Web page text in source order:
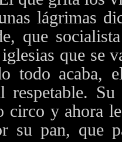
lágrimas
que
que se
todo acaba,
respetable.
circo y ahora
su pan, que